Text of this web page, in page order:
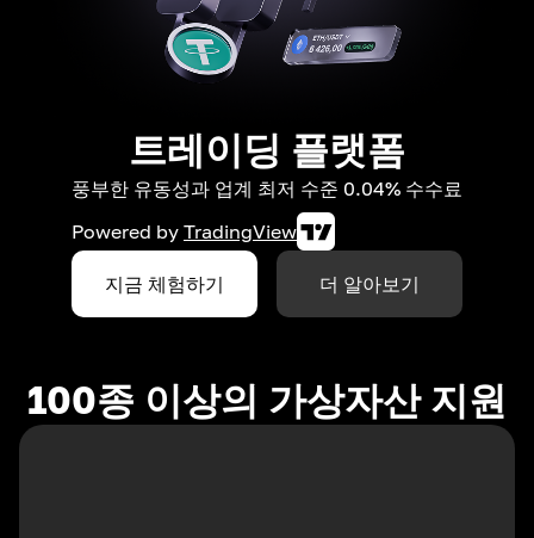
트레이딩 플랫폼
풍부한 유동성과 업계 최저 수준 0.04% 수수료
Powered by TradingView
지금 체험하기 더 알아보기
100종 이상의 가상자산 지원